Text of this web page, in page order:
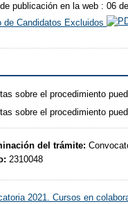
publicación en la web : 06
de Candidatos Excluidos
sobre el procedimiento
sobre el procedimiento
del trámite:
2310048
2021. Cursos en